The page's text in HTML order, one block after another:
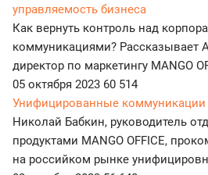
управляемость бизнеса
Как вернуть контроль над
коммуникациями? Рассказывает
директор по маркетингу MANGO
05 октября 2023 60 514
Унифицированные коммуникации
Николай Бабкин, руководитель
продуктами MANGO OFFICE,
на российком рынке